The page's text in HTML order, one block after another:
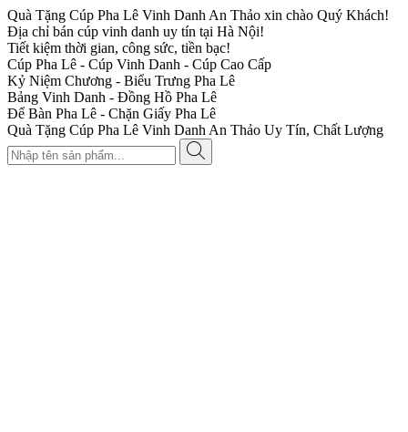
Quà Tặng Cúp Pha Lê Vinh Danh An Thảo xin chào Quý Khách!
Địa chỉ bán cúp vinh danh uy tín tại Hà Nội!
Tiết kiệm thời gian, công sức, tiền bạc!
Cúp Pha Lê - Cúp Vinh Danh - Cúp Cao Cấp
Kỷ Niệm Chương - Biểu Trưng Pha Lê
Bảng Vinh Danh - Đồng Hồ Pha Lê
Để Bàn Pha Lê - Chặn Giấy Pha Lê
Quà Tặng Cúp Pha Lê Vinh Danh An Thảo Uy Tín, Chất Lượng